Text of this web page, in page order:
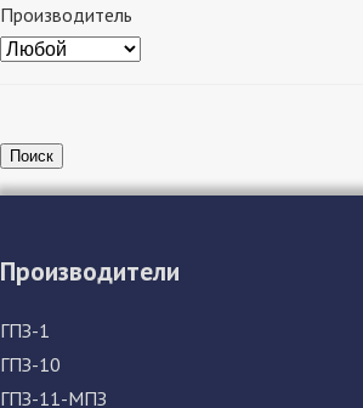
Производитель
Поиск
Производители
ГПЗ-1
ГПЗ-10
ГПЗ-11-МПЗ